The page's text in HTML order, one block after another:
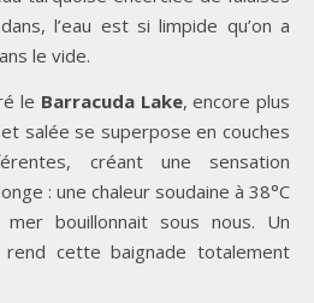
l’eau est si limpide qu’on a
le vide.
le Barracuda Lake, encore plus
salée se superpose en couches
créant une sensation
: une chaleur soudaine à 38°C
bouillonnait sous nous. Un
rend cette baignade totalement